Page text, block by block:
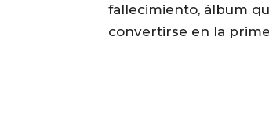
fallecimiento, álbum
convertirse en la